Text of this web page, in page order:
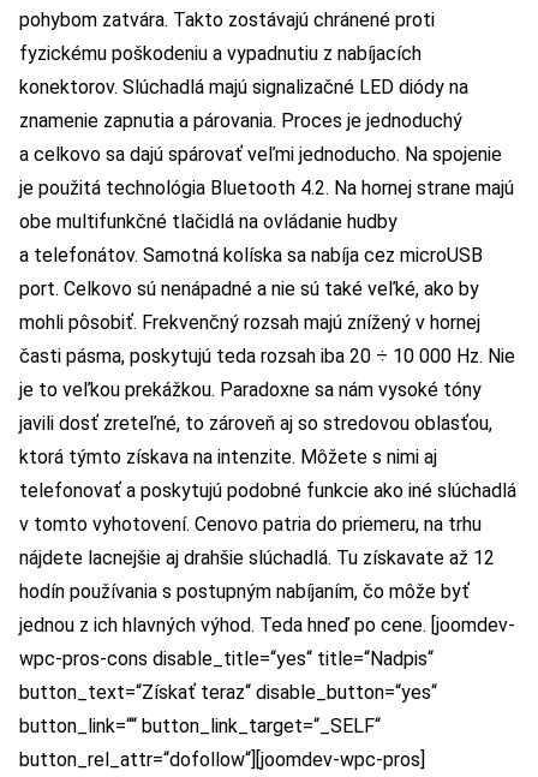
pohybom zatvára. Takto zostávajú chránené proti
fyzickému poškodeniu a vypadnutiu z nabíjacích
konektorov. Slúchadlá majú signalizačné LED diódy na
znamenie zapnutia a párovania. Proces je jednoduchý
a celkovo sa dajú spárovať veľmi jednoducho. Na spojenie
je použitá technológia Bluetooth 4.2. Na hornej strane majú
obe multifunkčné tlačidlá na ovládanie hudby
a telefonátov. Samotná kolíska sa nabíja cez microUSB
port. Celkovo sú nenápadné a nie sú také veľké, ako by
mohli pôsobiť. Frekvenčný rozsah majú znížený v hornej
časti pásma, poskytujú teda rozsah iba 20 ÷ 10 000 Hz. Nie
je to veľkou prekážkou. Paradoxne sa nám vysoké tóny
javili dosť zreteľné, to zároveň aj so stredovou oblasťou,
ktorá týmto získava na intenzite. Môžete s nimi aj
telefonovať a poskytujú podobné funkcie ako iné slúchadlá
v tomto vyhotovení. Cenovo patria do priemeru, na trhu
nájdete lacnejšie aj drahšie slúchadlá. Tu získavate až 12
hodín používania s postupným nabíjaním, čo môže byť
jednou z ich hlavných výhod. Teda hneď po cene. [joomdev-
wpc-pros-cons disable_title=“yes“ title=“Nadpis“
button_text=“Získať teraz“ disable_button=“yes“
button_link=““ button_link_target=“_SELF“
button_rel_attr=“dofollow“][joomdev-wpc-pros]